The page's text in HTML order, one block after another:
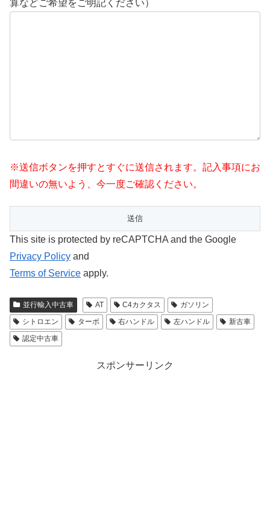
算などご希望をご明記ください）
※送信ボタンを押すとすぐに送信されます。記入事項にお
間違いの無いよう、今一度ご確認ください。
This site is protected by reCAPTCHA and the Google
Privacy Policy and
Terms of Service apply.
並行輸入中古車 AT C4カクタス
ガソリン
シトロエン
ターボ 右ハンドル 左ハンドル
新古車
認定中古車
スポンサーリンク